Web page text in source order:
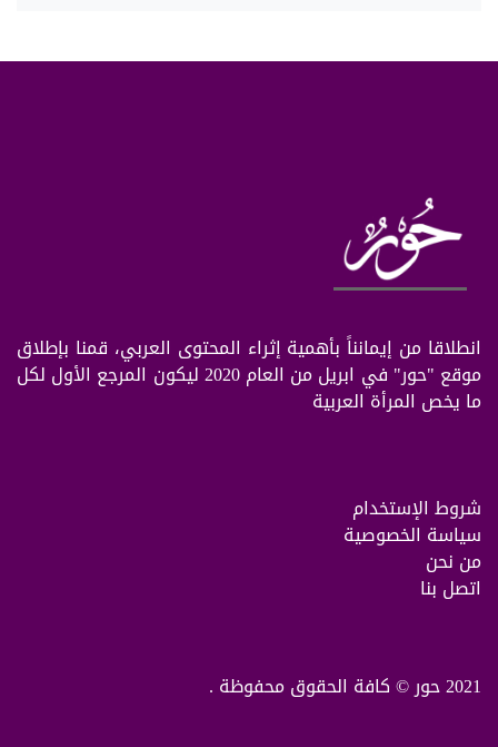
انطلاقا من إيمانناً بأهمية إثراء المحتوى العربي، قمنا بإطلاق
موقع "حور" في ابريل من العام 2020 ليكون المرجع الأول لكل
ما يخص المرأة العربية
شروط الإستخدام
سياسة الخصوصية
من نحن
اتصل بنا
2021 حور © كافة الحقوق محفوظة .